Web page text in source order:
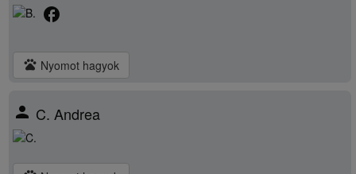
facebook
pets Nyomot hagyok
person C. Andrea